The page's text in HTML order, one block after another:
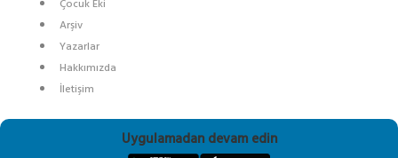
Çocuk Eki
Arşiv
Yazarlar
Hakkımızda
İletişim
SOSYAL MEDYA
Uygulamadan devam edin